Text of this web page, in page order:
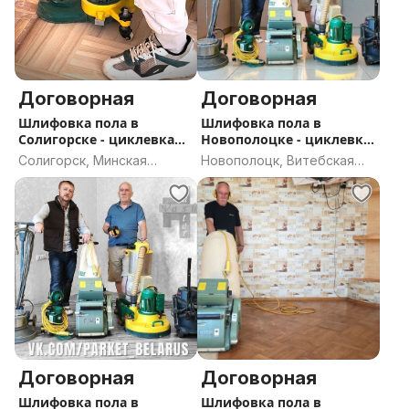
__________________________________________________
Более подробно об услугах в сообществе Вконтакте
: VK.COM/PARKET_BELARUS
или на моем сайте (зеленая ссылка под
обьявлением)..
Договорная
Шлифовка пола в
Солигорске - циклевка
паркета
Солигорск, Минская
область
Договорная
Шлифовка пола в
Новополоцке - циклевка
паркета
Новополоцк, Витебская
область
Договорная
Шлифовка пола в
Договорная
Шлифовка пола в